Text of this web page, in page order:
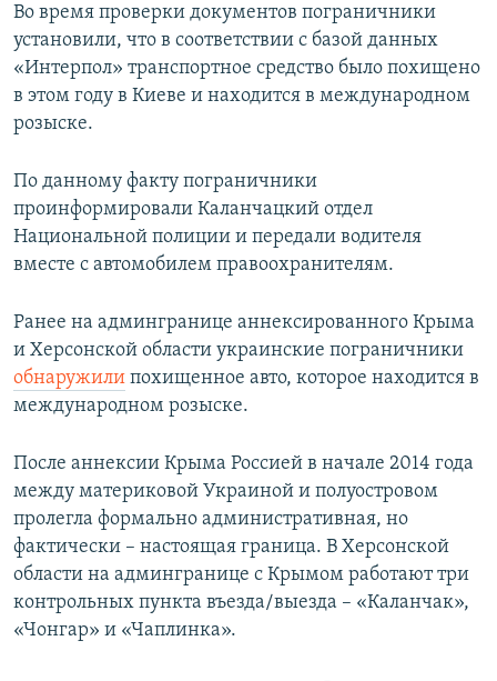
УКРАИНСКАЯ ПРОБЛЕМА КРЫМА
Все сайты RFE/RL
Во время проверки документов пограничники
установили, что в соответствии с базой данных
«Интерпол» транспортное средство было похищено
в этом году в Киеве и находится в международном
розыске.
По данному факту пограничники
проинформировали Каланчацкий отдел
Национальной полиции и передали водителя
вместе с автомобилем правоохранителям.
Ранее на админгранице аннексированного Крыма
и Херсонской области украинские пограничники
обнаружили похищенное авто, которое находится в
международном розыске.
После аннексии Крыма Россией в начале 2014 года
между материковой Украиной и полуостровом
пролегла формально административная, но
фактически – настоящая граница. В Херсонской
области на админгранице с Крымом работают три
контрольных пункта въезда/выезда – «Каланчак»,
«Чонгар» и «Чаплинка».